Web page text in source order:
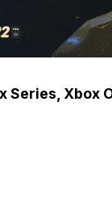
Series, Xbox